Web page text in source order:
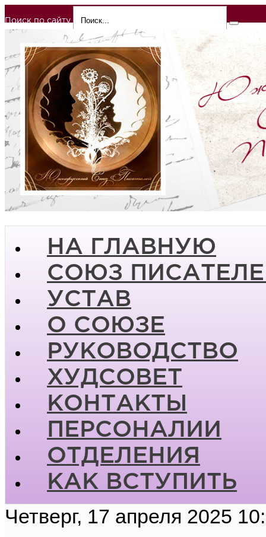
Поиск по сайту
НА ГЛАВНУЮ
СОЮЗ
УСТАВ
О СОЮЗЕ
РУКОВОДСТВО
ХУДСОВЕТ
КОНТАКТЫ
ПЕРСОНАЛИИ
ОТДЕЛЕНИЯ
КАК ВСТУПИТЬ
Четверг, 17 апреля 2025